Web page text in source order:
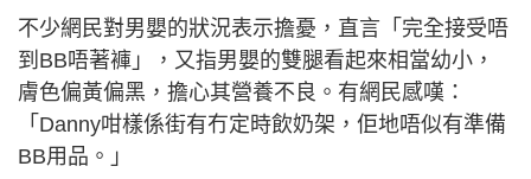
不少網民對男嬰的狀況表示擔憂，直言「完全接受唔
到BB唔著褲」，又指男嬰的雙腿看起來相當幼小，
膚色偏黃偏黑，擔心其營養不良。有網民感嘆：
「Danny咁樣係街有冇定時飲奶架，佢地唔似有準備
BB用品。」